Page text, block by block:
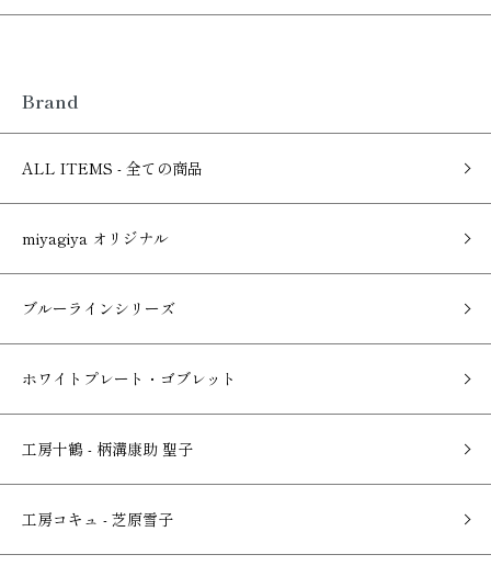
Brand
ALL ITEMS - 全ての商品
miyagiya オリジナル
ブルーラインシリーズ
ホワイトプレート・ゴブレット
工房十鶴 - 柄溝康助 聖子
工房コキュ - 芝原雪子